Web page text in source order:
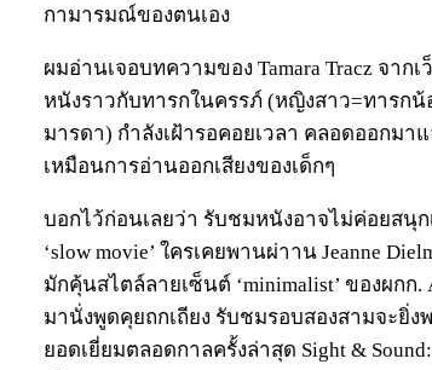
กามารมณ์ของตนเอง
ผมอ่านเจอบทความของ Tamara Tracz จาก
หนังราวกับทารกในครรภ์ (หญิงสาว=ทารก
มารดา) กำลังเฝ้ารอคอยเวลา คลอดออกม
เหมือนการอ่านออกเสียงของเด็กๆ
บอกไว้ก่อนเลยว่า รับชมหนังอาจไม่ค่อยสนุ
‘slow movie’ ใครเคยพานผ่าาน Jeanne
มักคุ้นสไตล์ลายเซ็นต์ ‘minimalist’ ของผกก.
มานั่งพูดคุยถกเถียง รับชมรอบสองสามจะ
ยอดเยี่ยมตลอดกาลครั้งล่าสุด Sight &